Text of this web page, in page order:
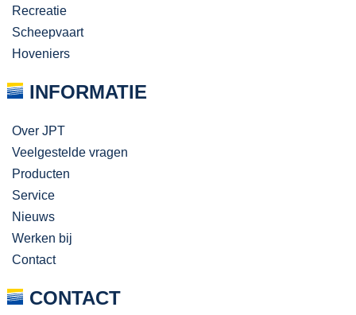
Recreatie
Scheepvaart
Hoveniers
INFORMATIE
Over JPT
Veelgestelde vragen
Producten
Service
Nieuws
Werken bij
Contact
CONTACT